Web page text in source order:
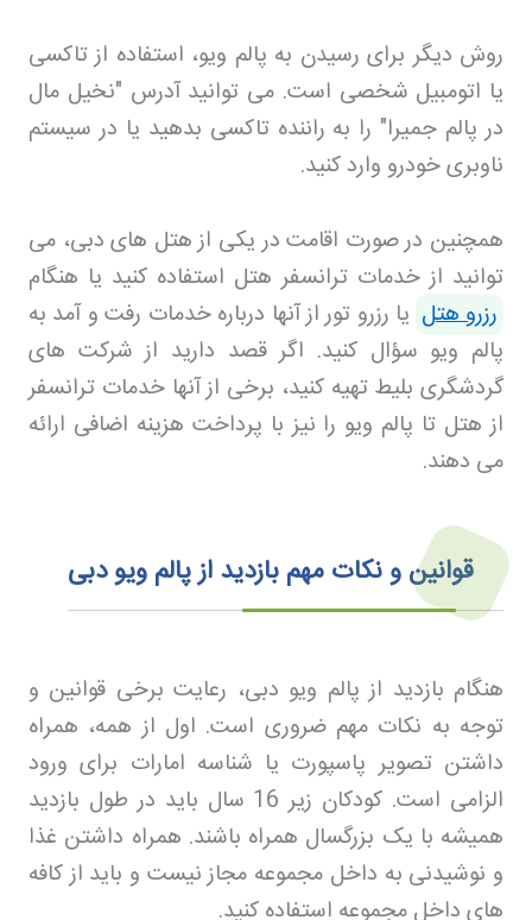
روش دیگر برای رسیدن به پالم ویو، استفاده از تاکسی
یا اتومبیل شخصی است. می توانید آدرس "نخیل مال
در پالم جمیرا" را به راننده تاکسی بدهید یا در سیستم
ناوبری خودرو وارد کنید.
همچنین در صورت اقامت در یکی از هتل های دبی، می
توانید از خدمات ترانسفر هتل استفاده کنید یا هنگام
رزرو هتل یا رزرو تور از آنها درباره خدمات رفت و آمد به
پالم ویو سؤال کنید. اگر قصد دارید از شرکت های
گردشگری بلیط تهیه کنید، برخی از آنها خدمات ترانسفر
از هتل تا پالم ویو را نیز با پرداخت هزینه اضافی ارائه
می دهند.
قوانین و نکات مهم بازدید از پالم ویو دبی
هنگام بازدید از پالم ویو دبی، رعایت برخی قوانین و
توجه به نکات مهم ضروری است. اول از همه، همراه
داشتن تصویر پاسپورت یا شناسه امارات برای ورود
الزامی است. کودکان زیر 16 سال باید در طول بازدید
همیشه با یک بزرگسال همراه باشند. همراه داشتن غذا
و نوشیدنی به داخل مجموعه مجاز نیست و باید از کافه
های داخل مجموعه استفاده کنید.